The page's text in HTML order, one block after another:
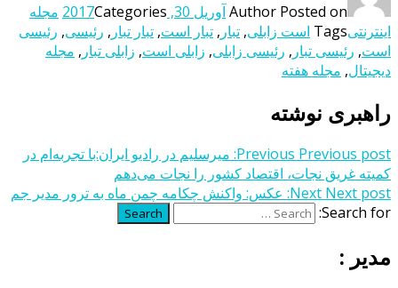
Author Posted on آوریل 30, 2017 Categories
مجله
اینترنتیTags است زابلی, تبار , تبار است, تبار تبار , رئیسی, رئیسی
است, رئیسی تبار , رئیسی زابلی, زابلی است, زابلی تبار , مجله
دیجیتال, مجله هفته
راهبری نوشته
Previous Previous post:
میرسلیم در رادیو ایران:با تجربه‌ام در
کمیته غریق نجات، اقتصاد کشور را نجات می‌دهم
Next Next post:
عکس: واکنش چکامه چمن ماه به ترور مدیر جم
Search for:
Search
مدیر :